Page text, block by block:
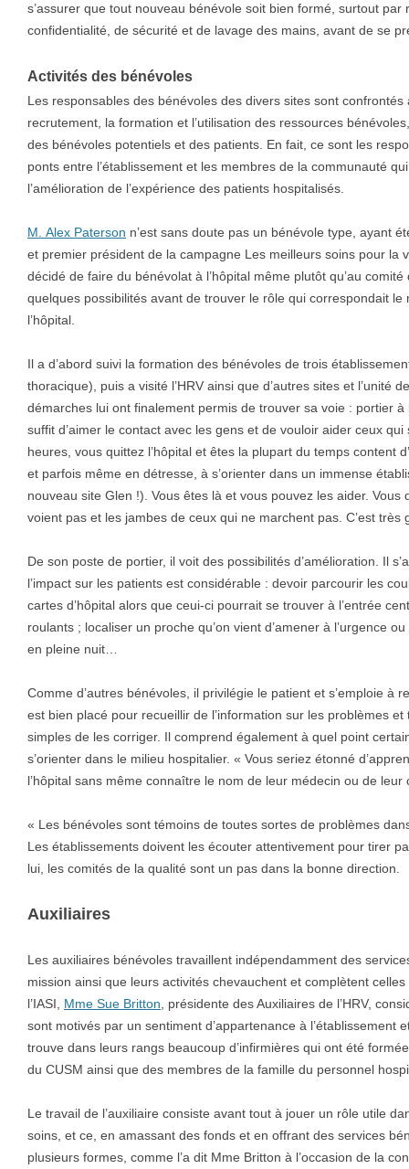
s’assurer que tout nouveau bénévole soit bien formé, surtout par
confidentialité, de sécurité et de lavage des mains, avant de se
Activités des bénévoles
Les responsables des bénévoles des divers sites sont
recrutement, la formation et l’utilisation des ressources
des bénévoles potentiels et des patients. En fait, ce sont les
ponts entre l’établissement et les membres de la communauté
l’amélioration de l’expérience des patients hospitalisés.
M. Alex Paterson n’est sans doute pas un bénévole type, ayant
et premier président de la campagne Les meilleurs soins pour la
décidé de faire du bénévolat à l’hôpital même plutôt qu’au
quelques possibilités avant de trouver le rôle qui correspondait
l’hôpital.
Il a d’abord suivi la formation des bénévoles de trois
thoracique), puis a visité l’HRV ainsi que d’autres sites et l’unité
démarches lui ont finalement permis de trouver sa voie : portier à
suffit d’aimer le contact avec les gens et de vouloir aider ceux
heures, vous quittez l’hôpital et êtes la plupart du temps content
et parfois même en détresse, à s’orienter dans un immense
nouveau site Glen !). Vous êtes là et vous pouvez les aider. Vous
voient pas et les jambes de ceux qui ne marchent pas. C’est très
De son poste de portier, il voit des possibilités d’amélioration. Il
l’impact sur les patients est considérable : devoir parcourir les
cartes d’hôpital alors que ceui-ci pourrait se trouver à l’entrée
roulants ; localiser un proche qu’on vient d’amener à l’urgence
en pleine nuit…
Comme d’autres bénévoles, il privilégie le patient et s’emploie à
est bien placé pour recueillir de l’information sur les problèmes
simples de les corriger. Il comprend également à quel point
s’orienter dans le milieu hospitalier. « Vous seriez étonné
l’hôpital sans même connaître le nom de leur médecin ou de leur
« Les bénévoles sont témoins de toutes sortes de problèmes
Les établissements doivent les écouter attentivement pour tirer
lui, les comités de la qualité sont un pas dans la bonne direction.
Auxiliaires
Les auxiliaires bénévoles travaillent indépendamment des
mission ainsi que leurs activités chevauchent et complètent
l’IASI, Mme Sue Britton , présidente des Auxiliaires de l’HRV,
sont motivés par un sentiment d’appartenance à l’établissement
trouve dans leurs rangs beaucoup d’infirmières qui ont été
du CUSM ainsi que des membres de la famille du personnel
Le travail de l’auxiliaire consiste avant tout à jouer un rôle utile
soins, et ce, en amassant des fonds et en offrant des services
plusieurs formes, comme l’a dit Mme Britton à l’occasion de la